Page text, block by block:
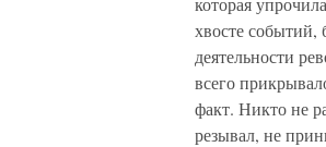
хвосте событий,
деятельности
всего
факт. Никто не
резывал, не